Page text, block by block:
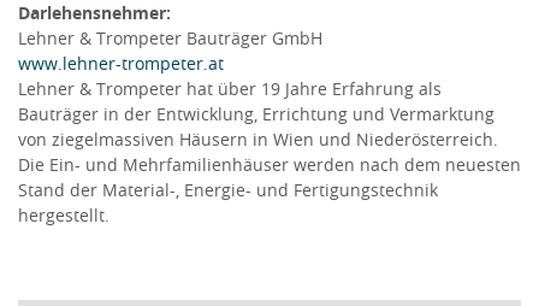
Darlehensnehmer:
Lehner & Trompeter Bauträger GmbH
www.lehner-trompeter.at
Lehner & Trompeter hat über 19 Jahre Erfahrung als
Bauträger in der Entwicklung, Errichtung und Vermarktung
von ziegelmassiven Häusern in Wien und Niederösterreich.
Die Ein- und Mehrfamilienhäuser werden nach dem neuesten
Stand der Material-, Energie- und Fertigungstechnik
hergestellt.